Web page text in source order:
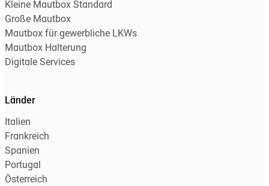
Kleine Mautbox Standard
Große Mautbox
Mautbox für gewerbliche LKWs
Mautbox Halterung
Digitale Services
Länder
Italien
Frankreich
Spanien
Portugal
Österreich